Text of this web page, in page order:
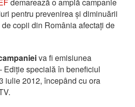
pentru prevenirea și diminuării
copii din România afectați de
va fi emisiunea
Ediție specială în beneficiul
iulie 2012, începând cu ora